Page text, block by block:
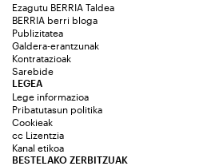
Ezagutu BERRIA Taldea
BERRIA berri bloga
Publizitatea
Galdera-erantzunak
Kontratazioak
Sarebide
LEGEA
Lege informazioa
Pribatutasun politika
Cookieak
cc Lizentzia
Kanal etikoa
BESTELAKO ZERBITZUAK